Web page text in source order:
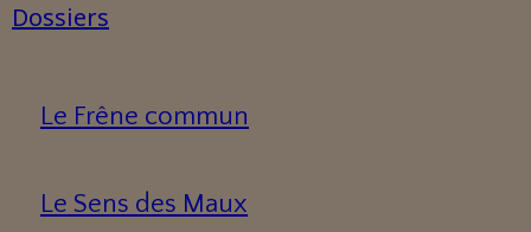
Dossiers
Le Frêne commun
Le Sens des Maux